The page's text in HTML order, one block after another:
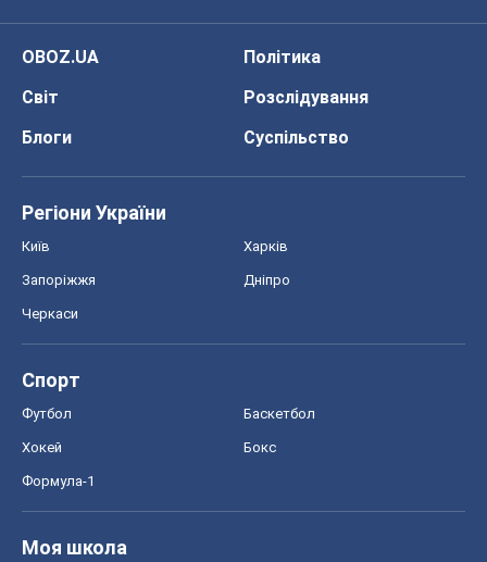
OBOZ.UA
Політика
Світ
Розслідування
Блоги
Суспільство
Регіони України
Київ Харків
Запоріжжя Дніпро
Черкаси
Спорт
Футбол Баскетбол
Хокей Бокс
Формула-1
Моя школа